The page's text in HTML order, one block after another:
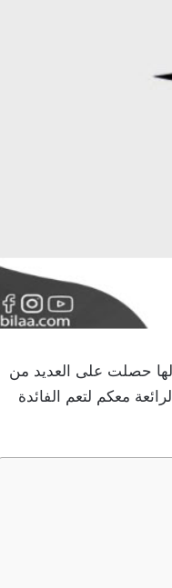
حصلت على العديد من
معكم لتعم الفائدة